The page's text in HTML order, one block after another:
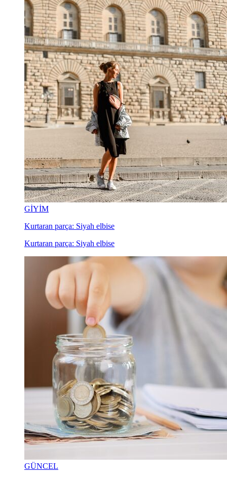
GİYİM
Kurtaran parça: Siyah elbise
Kurtaran parça: Siyah elbise
GÜNCEL